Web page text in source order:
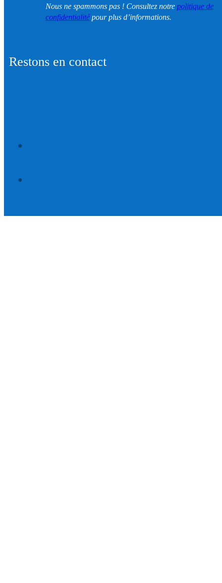
Nous ne spammons pas ! Consultez notre politique de
confidentialitépour plus d’informations.
Restons en contact